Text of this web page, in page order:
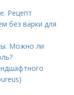
Рецепт
без варки для
Можно ли